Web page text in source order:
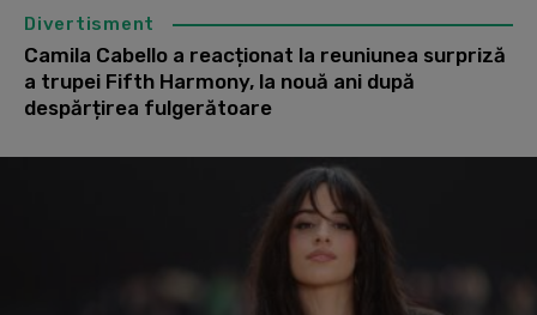
Divertisment
Camila Cabello a reacționat la reuniunea surpriză
a trupei Fifth Harmony, la nouă ani după
despărțirea fulgerătoare